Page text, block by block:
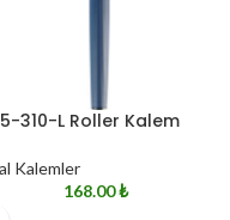
310-L Roller Kalem
Kalemler
168.00₺